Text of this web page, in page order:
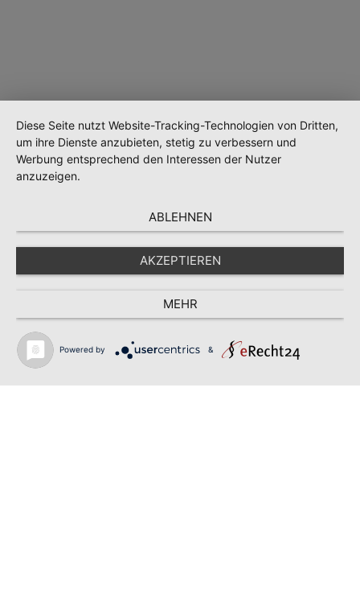
Diese Seite nutzt Website-Tracking-Technologien von Dritten,
um ihre Dienste anzubieten, stetig zu verbessern und
Werbung entsprechend den Interessen der Nutzer
anzuzeigen.
ABLEHNEN
AKZEPTIEREN
MEHR
Powered by &